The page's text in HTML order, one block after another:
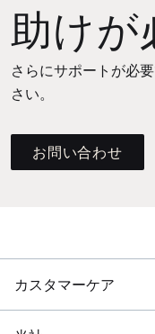
助けが
さらにサポートが必
さい。
お問い合わせ
カスタマーケア